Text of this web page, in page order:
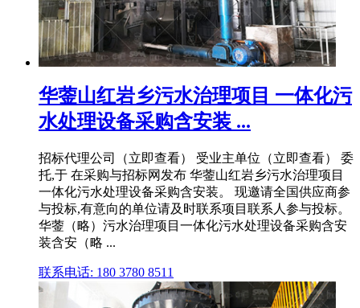
华蓥山红岩乡污水治理项目 一体化污
水处理设备采购含安装 ...
招标代理公司（立即查看） 受业主单位（立即查看） 委
托,于 在采购与招标网发布 华蓥山红岩乡污水治理项目
一体化污水处理设备采购含安装。 现邀请全国供应商参
与投标,有意向的单位请及时联系项目联系人参与投标。
华蓥（略）污水治理项目一体化污水处理设备采购含安
装含安（略 ...
联系电话: 180 3780 8511